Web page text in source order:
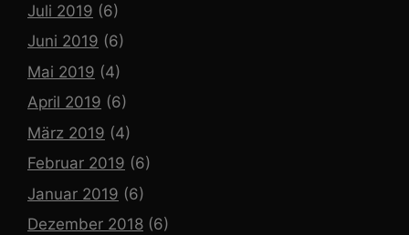
Juli 2019 (6)
Juni 2019 (6)
Mai 2019 (4)
April 2019 (6)
März 2019 (4)
Februar 2019 (6)
Januar 2019 (6)
Dezember 2018 (6)